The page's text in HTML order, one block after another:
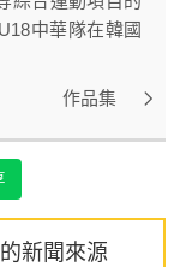
中華隊在韓國
作品集
新聞來源